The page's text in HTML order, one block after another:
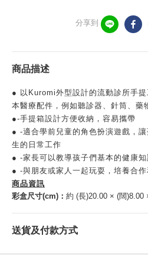
分享到
商品描述
● 以Kuromi外型設計的流動診所手
本醫療配件，例如聽診器、針筒、藥
●-手提箱設計方便收納，容易攜帶
● -適合學前兒童的角色扮演遊戲，
生的日常工作
● -家長可以教導孩子們基本的健康知
● -與朋友或家人一起玩耍，培養合作
商品資訊
彩盒尺寸(cm)： 約 (長)20.00 × (闊)8.00
送貨及付款方式